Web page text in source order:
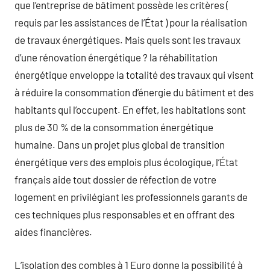
que l’entreprise de bâtiment possède les critères (
requis par les assistances de l’État ) pour la réalisation
de travaux énergétiques. Mais quels sont les travaux
d’une rénovation énergétique ? la réhabilitation
énergétique enveloppe la totalité des travaux qui visent
à réduire la consommation d’énergie du bâtiment et des
habitants qui l’occupent. En effet, les habitations sont
plus de 30 % de la consommation énergétique
humaine. Dans un projet plus global de transition
énergétique vers des emplois plus écologique, l’État
français aide tout dossier de réfection de votre
logement en privilégiant les professionnels garants de
ces techniques plus responsables et en offrant des
aides financières.
L’isolation des combles à 1 Euro donne la possibilité à